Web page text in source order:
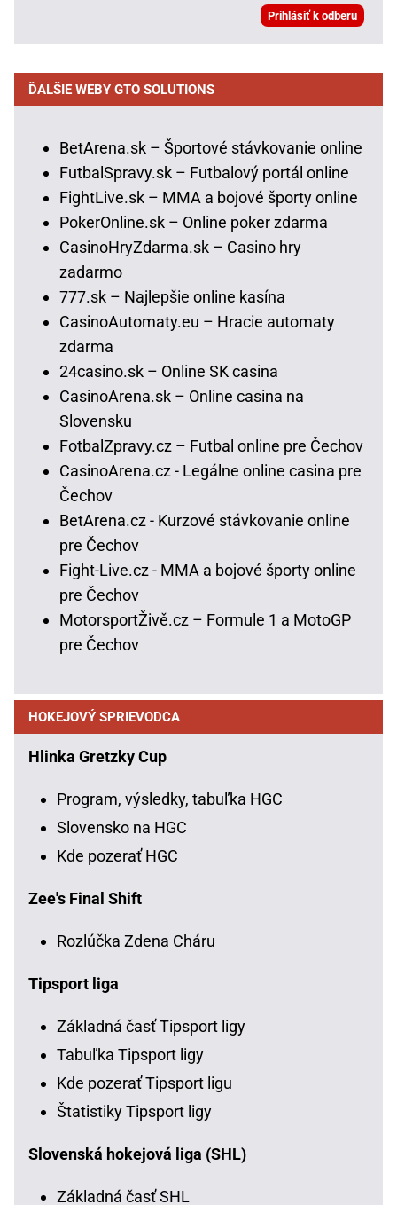
ĎALŠIE WEBY GTO SOLUTIONS
BetArena.sk – Športové stávkovanie online
FutbalSpravy.sk – Futbalový portál online
FightLive.sk – MMA a bojové športy online
PokerOnline.sk – Online poker zdarma
CasinoHryZdarma.sk – Casino hry
zadarmo
777.sk – Najlepšie online kasína
CasinoAutomaty.eu – Hracie automaty
zdarma
24casino.sk – Online SK casina
CasinoArena.sk – Online casina na
Slovensku
FotbalZpravy.cz – Futbal online pre Čechov
CasinoArena.cz - Legálne online casina pre
Čechov
BetArena.cz - Kurzové stávkovanie online
pre Čechov
Fight-Live.cz - MMA a bojové športy online
pre Čechov
MotorsportŽivě.cz – Formule 1 a MotoGP
pre Čechov
HOKEJOVÝ SPRIEVODCA
Hlinka Gretzky Cup
Program, výsledky, tabuľka HGC
Slovensko na HGC
Kde pozerať HGC
Zee's Final Shift
Rozlúčka Zdena Cháru
Tipsport liga
Základná časť Tipsport ligy
Tabuľka Tipsport ligy
Kde pozerať Tipsport ligu
Štatistiky Tipsport ligy
Slovenská hokejová liga (SHL)
Základná časť SHL